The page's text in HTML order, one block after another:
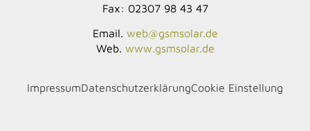
Fax: 02307 98 43 47
Email. web@gsmsolar.de
Web. www.gsmsolar.de
ImpressumDatenschutzerklärungCookie Einstellung